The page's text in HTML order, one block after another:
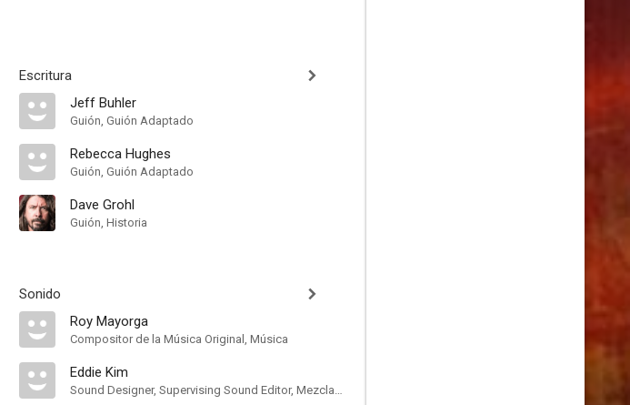
Escritura
Jeff Buhler
Guión, Guión Adaptado
Rebecca Hughes
Guión, Guión Adaptado
Dave Grohl
Guión, Historia
Sonido
Roy Mayorga
Compositor de la Música Original, Música
Eddie Kim
Sound Designer, Supervising Sound Editor, Mezclador de Re-Grabación de Sonido